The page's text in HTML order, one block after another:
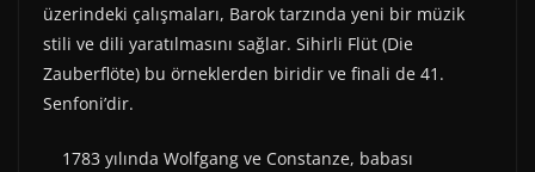
üzerindeki çalışmaları, Barok tarzında yeni bir müzik
stili ve dili yaratılmasını sağlar. Sihirli Flüt (Die
Zauberflöte) bu örneklerden biridir ve finali de 41.
Senfoni’dir.
1783 yılında Wolfgang ve Constanze, babası